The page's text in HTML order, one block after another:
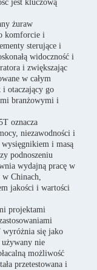
jest kluczową
żuraw
komforcie i
sterujące i
widoczność i
i zwiększając
w całym
otaczający go
branżowymi i
oznacza
niezawodności i
wysięgnikiem i masą
podnoszeniu
wydajną pracę w
Chinach,
jakości i wartości
projektami
wyróżnia się jako
nie
możliwość
przetestowana i